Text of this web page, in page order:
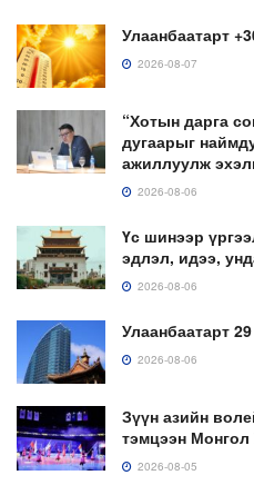
Улаанбаатарт
2026-08-07
“Хотын дарга
дугаарыг
ажиллуулж
2026-08-06
Үс шинээр
эдлэл, идээ,
2026-08-06
Улаанбаатарт
2026-08-06
Зүүн азийн
тэмцээн
2026-08-05